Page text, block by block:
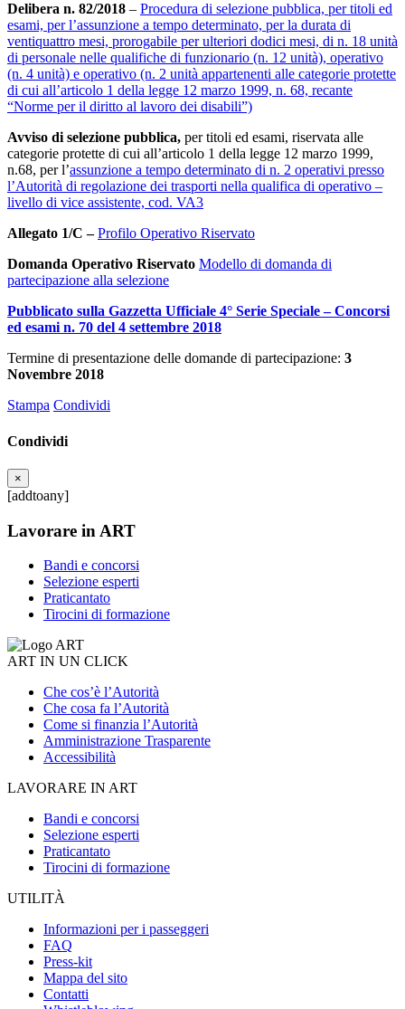
Delibera n. 82/2018 – Procedura di selezione pubblica, per titoli ed
esami, per l’assunzione a tempo determinato, per la durata di
ventiquattro mesi, prorogabile per ulteriori dodici mesi, di n. 18 unità
di personale nelle qualifiche di funzionario (n. 12 unità), operativo
(n. 4 unità) e operativo (n. 2 unità appartenenti alle categorie protette
di cui all’articolo 1 della legge 12 marzo 1999, n. 68, recante
“Norme per il diritto al lavoro dei disabili”)
Avviso di selezione pubblica, per titoli ed esami, riservata alle
categorie protette di cui all’articolo 1 della legge 12 marzo 1999,
n.68, per l’assunzione a tempo determinato di n. 2 operativi presso
l’Autorità di regolazione dei trasporti nella qualifica di operativo –
livello di vice assistente, cod. VA3
Allegato 1/C –Profilo Operativo Riservato
Domanda Operativo Riservato Modello di domanda di
partecipazione alla selezione
Pubblicato sulla Gazzetta Ufficiale 4° Serie Speciale – Concorsi
ed esami n. 70 del 4 settembre 2018
Termine di presentazione delle domande di partecipazione: 3
Novembre 2018
Stampa Condividi
Condividi
×
[addtoany]
Lavorare in ART
Bandi e concorsi
Selezione esperti
Praticantato
Tirocini di formazione
ART IN UN CLICK
Che cos’è l’Autorità
Che cosa fa l’Autorità
Come si finanzia l’Autorità
Amministrazione Trasparente
Accessibilità
LAVORARE IN ART
Bandi e concorsi
Selezione esperti
Praticantato
Tirocini di formazione
UTILITÀ
Informazioni per i passeggeri
FAQ
Press-kit
Mappa del sito
Contatti